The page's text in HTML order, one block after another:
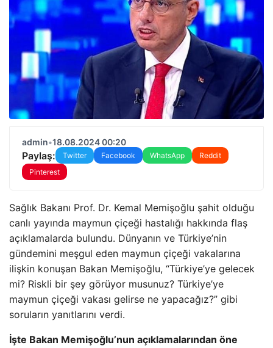
admin•18.08.2024 00:20
Paylaş: Twitter Facebook WhatsApp
Reddit
Pinterest
Sağlık Bakanı Prof. Dr. Kemal Memişoğlu şahit olduğu
canlı yayında maymun çiçeği hastalığı hakkında flaş
açıklamalarda bulundu. Dünyanın ve Türkiye’nin
gündemini meşgul eden maymun çiçeği vakalarına
ilişkin konuşan Bakan Memişoğlu, “Türkiye’ye gelecek
mi? Riskli bir şey görüyor musunuz? Türkiye’ye
maymun çiçeği vakası gelirse ne yapacağız?” gibi
soruların yanıtlarını verdi.
İşte Bakan Memişoğlu’nun açıklamalarından öne